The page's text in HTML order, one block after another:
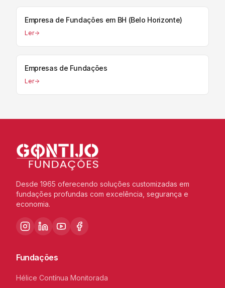
Empresa de Fundações em BH (Belo Horizonte)
Ler
Empresas de Fundações
Ler
Desde 1965 oferecendo soluções customizadas em
fundações profundas com excelência, segurança e
economia.
Fundações
Hélice Contínua Monitorada